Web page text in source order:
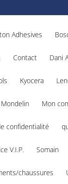
Adhesives
Contact Dani
Kyocera
Mon
confidentialité
V.I.P. Somain
chaussures